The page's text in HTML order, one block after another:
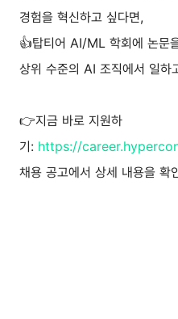
경험을 혁신하고 싶다면,
👍탑티어 AI/ML 학회에 논문
상위 수준의 AI 조직에서 일하
👉지금 바로 지원하
기: https://
채용 공고에서 상세 내용을 확